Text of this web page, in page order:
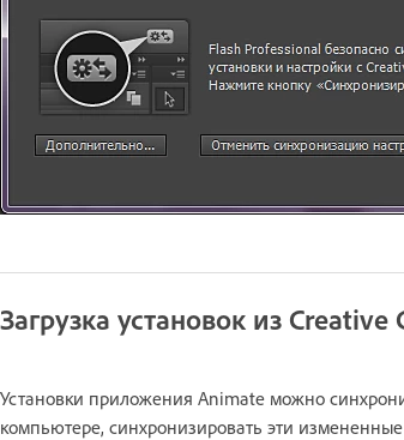
Загрузка установок из Creative
Установки приложения Animate можно
компьютере, синхронизировать эти